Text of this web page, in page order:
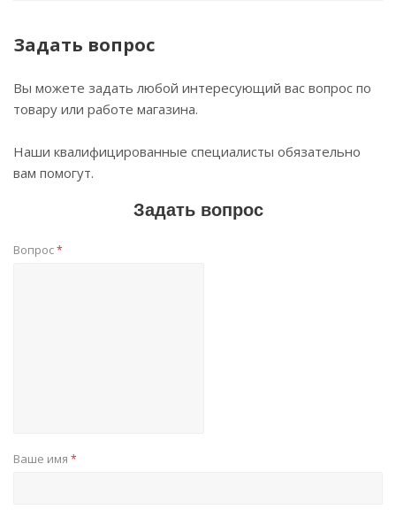
Задать вопрос
Вы можете задать любой интересующий вас вопрос по
товару или работе магазина.
Наши квалифицированные специалисты обязательно
вам помогут.
Задать вопрос
Вопрос*
Ваше имя *